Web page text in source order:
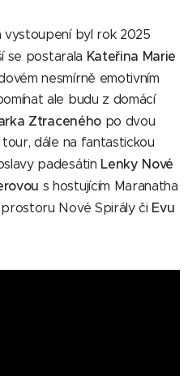
vystoupení byl rok 2025
se postarala Kateřina Marie
nesmírně emotivním
ale budu z domácí
Ztracenéhopo dvou
dále na fantastickou
padesátin Lenky Nové
s hostujícím Maranatha
Nové Spirály či Evu